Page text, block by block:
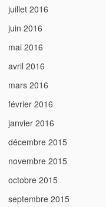
juillet 2016
juin 2016
mai 2016
avril 2016
mars 2016
février 2016
janvier 2016
décembre 2015
novembre 2015
octobre 2015
septembre 2015